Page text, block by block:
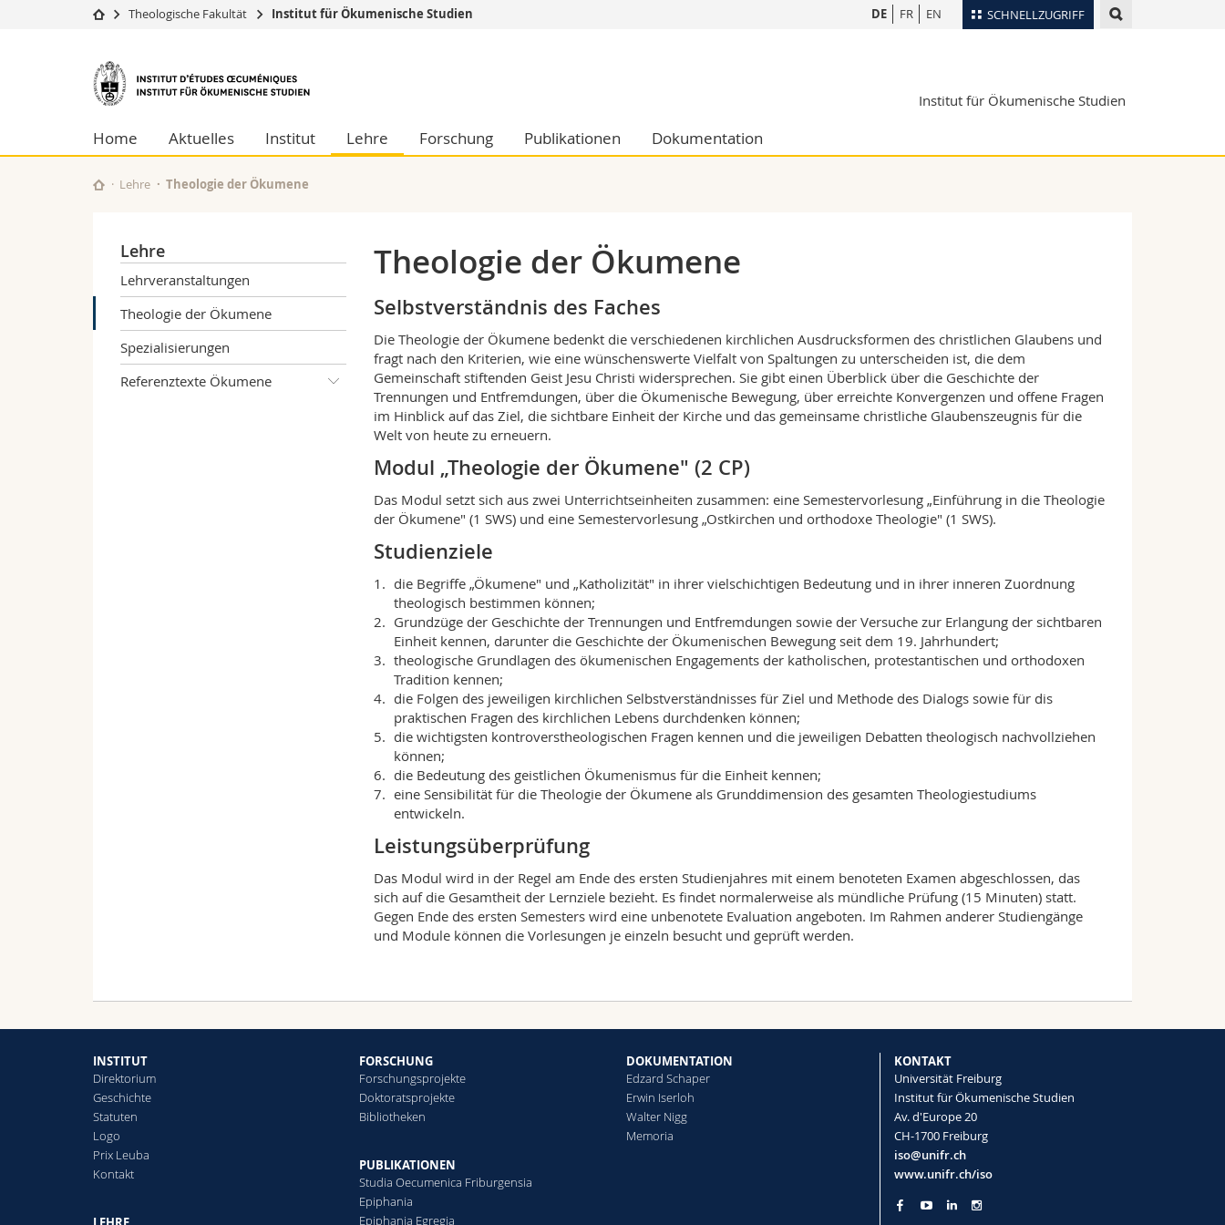
SCHNELLZUGRIFF
Universität
Studium
Forschung
Universität
Theologische Fak.
Wirtschafts- und Sozialwissenschaftliche Fak.
Philosophische Fak.
Math.-Nat. und Med. Fak.
Medien
Forschende
Ortsplan
DE FR EN
Theologische Fakultät Institut für Ökumenische Studien
Institut
für
Ökumenische
Studien
Institut für Ökumenische Studien
Home Aktuelles Institut Lehre Forschung Publikationen Dokumentation
Lehre Theologie der Ökumene
Lehre
Lehrveranstaltungen
Theologie der Ökumene
Spezialisierungen
Referenztexte Ökumene
Theologie der Ökumene
Selbstverständnis des Faches
Die Theologie der Ökumene bedenkt die verschiedenen kirchlichen Ausdrucksformen des christlichen Glaubens und
fragt nach den Kriterien, wie eine wünschenswerte Vielfalt von Spaltungen zu unterscheiden ist, die dem
Gemeinschaft stiftenden Geist Jesu Christi widersprechen. Sie gibt einen Überblick über die Geschichte der
Trennungen und Entfremdungen, über die Ökumenische Bewegung, über erreichte Konvergenzen und offene Fragen
im Hinblick auf das Ziel, die sichtbare Einheit der Kirche und das gemeinsame christliche Glaubenszeugnis für die
Welt von heute zu erneuern.
Modul „Theologie der Ökumene" (2 CP)
Das Modul setzt sich aus zwei Unterrichtseinheiten zusammen: eine Semestervorlesung „Einführung in die Theologie
der Ökumene" (1 SWS) und eine Semestervorlesung „Ostkirchen und orthodoxe Theologie" (1 SWS).
Studienziele
die Begriffe „Ökumene" und „Katholizität" in ihrer vielschichtigen Bedeutung und in ihrer inneren Zuordnung
theologisch bestimmen können;
Grundzüge der Geschichte der Trennungen und Entfremdungen sowie der Versuche zur Erlangung der sichtbaren
Einheit kennen, darunter die Geschichte der Ökumenischen Bewegung seit dem 19. Jahrhundert;
theologische Grundlagen des ökumenischen Engagements der katholischen, protestantischen und orthodoxen
Tradition kennen;
die Folgen des jeweiligen kirchlichen Selbstverständnisses für Ziel und Methode des Dialogs sowie für dis
praktischen Fragen des kirchlichen Lebens durchdenken können;
die wichtigsten kontroverstheologischen Fragen kennen und die jeweiligen Debatten theologisch nachvollziehen
können;
die Bedeutung des geistlichen Ökumenismus für die Einheit kennen;
eine Sensibilität für die Theologie der Ökumene als Grunddimension des gesamten Theologiestudiums
entwickeln.
Leistungsüberprüfung
Das Modul wird in der Regel am Ende des ersten Studienjahres mit einem benoteten Examen abgeschlossen, das
sich auf die Gesamtheit der Lernziele bezieht. Es findet normalerweise als mündliche Prüfung (15 Minuten) statt.
Gegen Ende des ersten Semesters wird eine unbenotete Evaluation angeboten. Im Rahmen anderer Studiengänge
und Module können die Vorlesungen je einzeln besucht und geprüft werden.
INSTITUT
Direktorium
Geschichte
Statuten
Logo
Prix Leuba
Kontakt
FORSCHUNG
Forschungsprojekte
Doktoratsprojekte
Bibliotheken
PUBLIKATIONEN
Studia Oecumenica Friburgensia
Epiphania
Epiphania Egregia
DOKUMENTATION
Edzard Schaper
Erwin Iserloh
Walter Nigg
Memoria
KONTAKT
Universität Freiburg
Institut für Ökumenische Studien
Av. d'Europe 20
CH-1700 Freiburg
iso@unifr.ch
www.unifr.ch/iso